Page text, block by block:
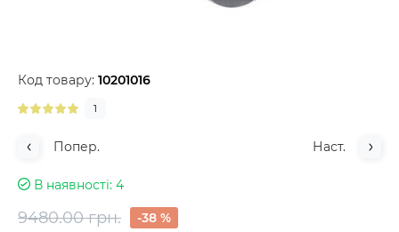
Код товару: 10201016
1
Попер. Наст.
В наявності 4
9480.00 грн. -38 %